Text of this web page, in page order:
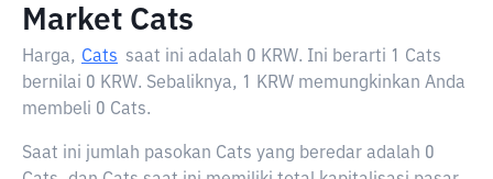
Market Cats
Harga, Cats saat ini adalah 0 KRW. Ini berarti 1 Cats
bernilai 0 KRW. Sebaliknya, 1 KRW memungkinkan Anda
membeli 0 Cats.
Saat ini jumlah pasokan Cats yang beredar adalah 0